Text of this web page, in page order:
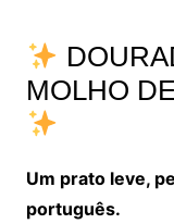
MOLHO
Um prato leve,
português.